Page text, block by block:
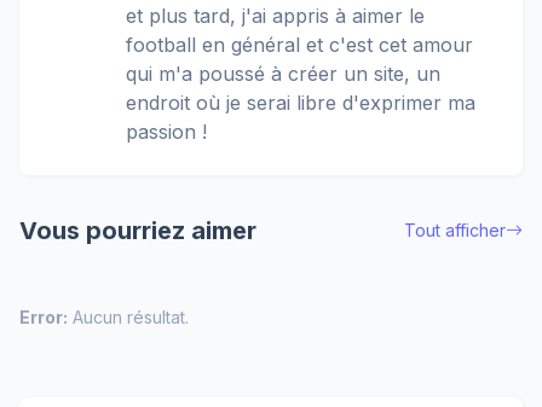
et plus tard, j'ai appris à aimer le
football en général et c'est cet amour
qui m'a poussé à créer un site, un
endroit où je serai libre d'exprimer ma
passion !
Vous pourriez aimer Tout afficher
Error: Aucun résultat.